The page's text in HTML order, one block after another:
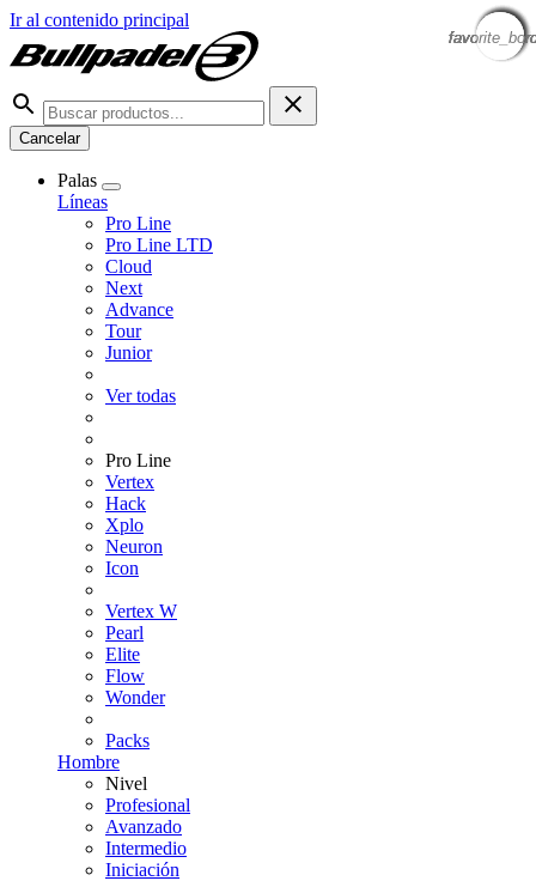
Ir al contenido principal
Cancelar
Palas
Líneas
Pro Line
Pro Line LTD
Cloud
Next
Advance
Tour
Junior
Ver todas
Pro Line
Vertex
Hack
Xplo
Neuron
Icon
Vertex W
Pearl
Elite
Flow
Wonder
Packs
Hombre
Nivel
Profesional
Avanzado
Intermedio
Iniciación